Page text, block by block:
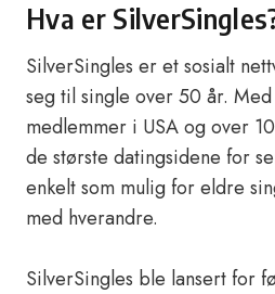
Hva er
SilverSingles er et sosialt
seg til single over 50 år.
medlemmer i USA og over
de største datingsidene for
enkelt som mulig for eldre
med hverandre.
SilverSingles ble lansert for